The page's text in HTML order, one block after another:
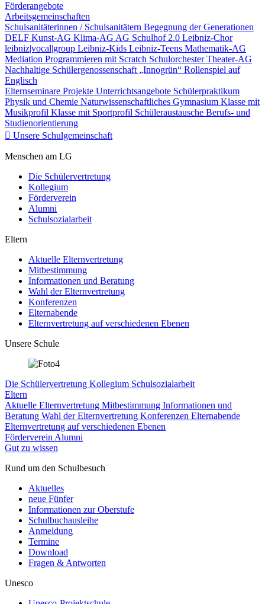
Förderangebote
Arbeitsgemeinschaften
Schulsanitäterinnen / Schulsanitätern Begegnung der Generationen
DELF Kunst-AG Klima-AG AG Schulhof 2.0 Leibniz-Chor
leibniz|vocal|group Leibniz-Kids Leibniz-Teens Mathematik-AG
Mediation Programmieren mit Scratch SchulorchesterTheater-AG
Nachhaltige Schülergenossenschaft „Innogrün“ Rollenspiel auf
Englisch
Elternseminare Projekte Unterrichtsangebote Schülerpraktikum
Physik und Chemie Naturwissenschaftliches Gymnasium Klasse mit
Musikprofil Klasse mit Sportprofil Schüleraustausche Berufs- und
Studienorientierung
Unsere Schulgemeinschaft
Menschen am LG
Die Schülervertretung
Kollegium
Förderverein
Alumni
Schulsozialarbeit
Eltern
Aktuelle Elternvertretung
Mitbestimmung
Informationen und Beratung
Wahl der Elternvertretung
Konferenzen
Elternabende
Elternvertretung auf verschiedenen Ebenen
Unsere Schule
Die Schülervertretung Kollegium Schulsozialarbeit
Eltern
Aktuelle Elternvertretung Mitbestimmung Informationen und
Beratung Wahl der Elternvertretung Konferenzen Elternabende
Elternvertretung auf verschiedenen Ebenen
Förderverein Alumni
Gut zu wissen
Rund um den Schulbesuch
Aktuelles
neue Fünfer
Informationen zur Oberstufe
Schulbuchausleihe
Anmeldung
Termine
Download
Fragen & Antworten
Unesco